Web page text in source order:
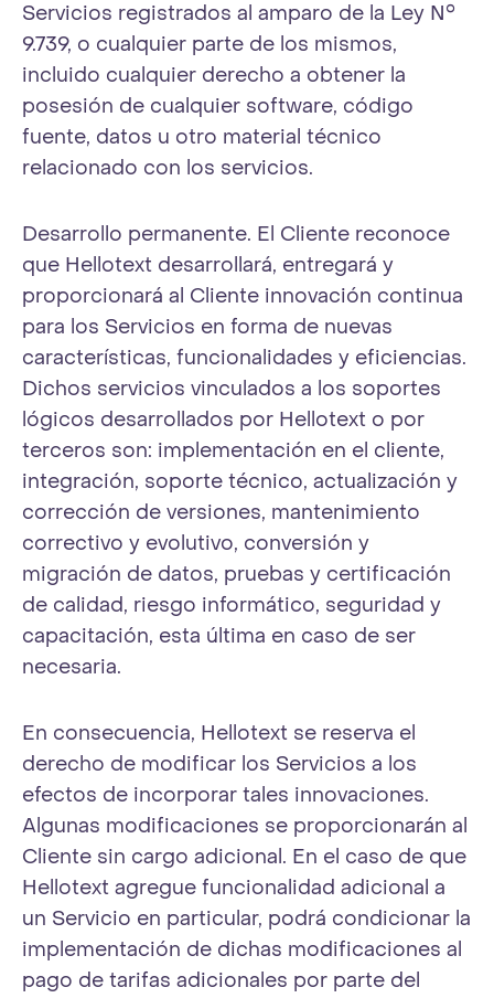
Servicios registrados al amparo de la Ley N°
9.739, o cualquier parte de los mismos,
incluido cualquier derecho a obtener la
posesión de cualquier software, código
fuente, datos u otro material técnico
relacionado con los servicios.
Desarrollo permanente. El Cliente reconoce
que Hellotext desarrollará, entregará y
proporcionará al Cliente innovación continua
para los Servicios en forma de nuevas
características, funcionalidades y eficiencias.
Dichos servicios vinculados a los soportes
lógicos desarrollados por Hellotext o por
terceros son: implementación en el cliente,
integración, soporte técnico, actualización y
corrección de versiones, mantenimiento
correctivo y evolutivo, conversión y
migración de datos, pruebas y certificación
de calidad, riesgo informático, seguridad y
capacitación, esta última en caso de ser
necesaria.
En consecuencia, Hellotext se reserva el
derecho de modificar los Servicios a los
efectos de incorporar tales innovaciones.
Algunas modificaciones se proporcionarán al
Cliente sin cargo adicional. En el caso de que
Hellotext agregue funcionalidad adicional a
un Servicio en particular, podrá condicionar la
implementación de dichas modificaciones al
pago de tarifas adicionales por parte del